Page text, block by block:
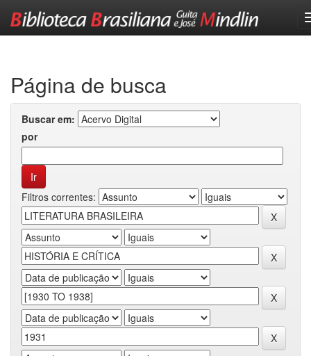
Página de busca
Buscar em:
por
Filtros correntes: